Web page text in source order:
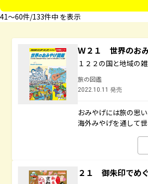
41〜60件/133件中 を表示
Ｗ２１ 世界のお
１２２の国と地域の
旅の図鑑
2022.10.11 発売
おみやげには旅の思
海外みやげを通して
２１ 御朱印でめ